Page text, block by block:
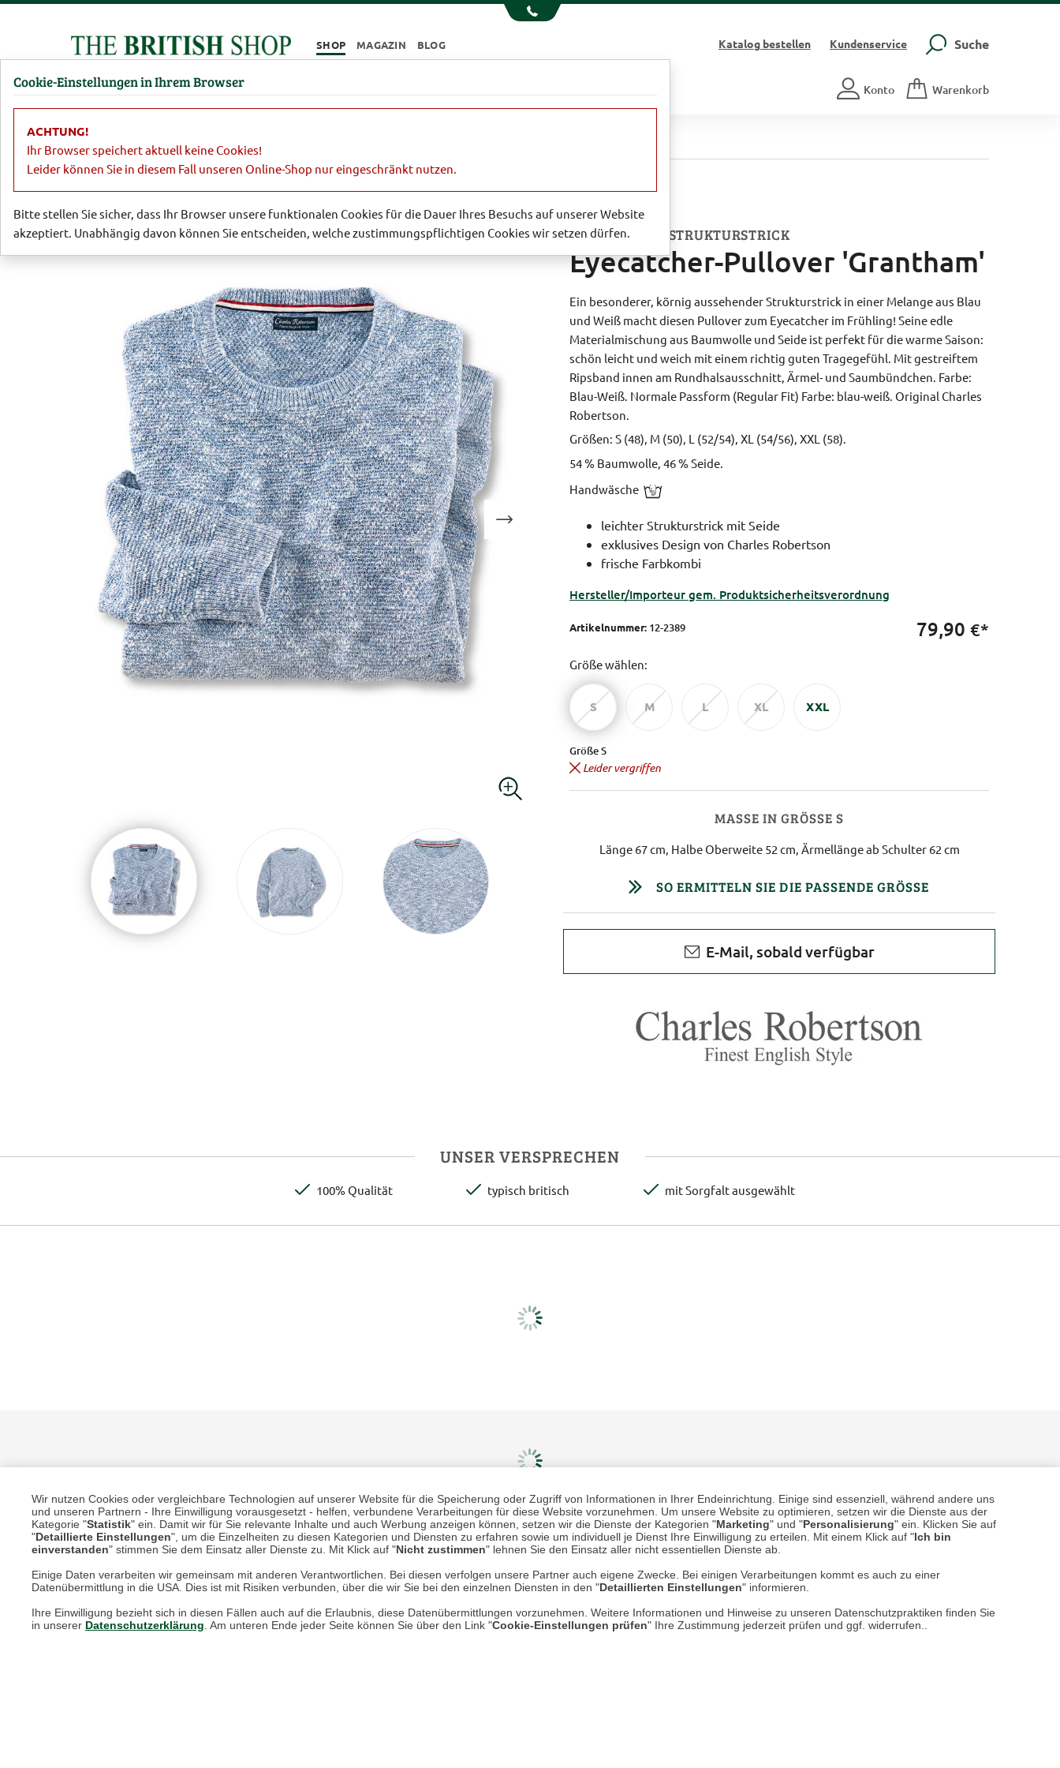
Wir nutzen Cookies oder vergleichbare Technologien auf unserer Website für die Speicherung oder Zugriff von Informationen in Ihrer Endeinrichtung. Einige sind essenziell, während andere uns
und unseren Partnern - Ihre Einwilligung vorausgesetzt - helfen, verbundene Verarbeitungen für diese Website vorzunehmen. Um unsere Website zu optimieren, setzen wir die Dienste aus der
Kategorie "Statistik" ein. Damit wir für Sie relevante Inhalte und auch Werbung anzeigen können, setzen wir die Dienste der Kategorien "Marketing" und "Personalisierung" ein. Klicken Sie auf
"Detaillierte Einstellungen", um die Einzelheiten zu diesen Kategorien und Diensten zu erfahren sowie um individuell je Dienst Ihre Einwilligung zu erteilen. Mit einem Klick auf "Ich bin
einverstanden" stimmen Sie dem Einsatz aller Dienste zu. Mit Klick auf "Nicht zustimmen" lehnen Sie den Einsatz aller nicht essentiellen Dienste ab.
Einige Daten verarbeiten wir gemeinsam mit anderen Verantwortlichen. Bei diesen verfolgen unsere Partner auch eigene Zwecke. Bei einigen Verarbeitungen kommt es auch zu einer
Datenübermittlung in die USA. Dies ist mit Risiken verbunden, über die wir Sie bei den einzelnen Diensten in den "Detaillierten Einstellungen" informieren.
Ihre Einwilligung bezieht sich in diesen Fällen auch auf die Erlaubnis, diese Datenübermittlungen vorzunehmen. Weitere Informationen und Hinweise zu unseren Datenschutzpraktiken finden Sie
in unserer Datenschutzerklärung. Am unteren Ende jeder Seite können Sie über den Link "Cookie-Einstellungen prüfen" Ihre Zustimmung jederzeit prüfen und ggf. widerrufen..
SHOP MAGAZIN BLOG Katalogbestellen Kundenservice Suche
Damen Herren Barbour Parfümerie Konto Warenkorb
IN KÖRNIGEM STRUKTURSTRICK
Eyecatcher-Pullover 'Grantham'
Ein besonderer, körnig aussehender Strukturstrick in einer Melange aus Blau
und Weiß macht diesen Pullover zum Eyecatcher im Frühling! Seine edle
Materialmischung aus Baumwolle und Seide ist perfekt für die warme Saison:
schön leicht und weich mit einem richtig guten Tragegefühl. Mit gestreiftem
Ripsband innen am Rundhalsausschnitt, Ärmel- und Saumbündchen. Farbe:
Blau-Weiß. Normale Passform (Regular Fit) Farbe: blau-weiß. Original Charles
Robertson.
Größen: S (48), M (50), L (52/54), XL (54/56), XXL (58).
54 % Baumwolle, 46 % Seide.
Handwäsche
leichter Strukturstrick mit Seide
exklusives Design von Charles Robertson
frische Farbkombi
Hersteller/Importeur gem. Produktsicherheitsverordnung
Artikelnummer: 12-2389 79,90 €*
Größe wählen:
S M L XL XXL
Größe S
Leider vergriffen
MASSE IN GRÖSSE S
Länge 67 cm, Halbe Oberweite 52 cm, Ärmellänge ab Schulter 62 cm
SO ERMITTELN SIE DIE PASSENDE GRÖSSE
E-Mail, sobald verfügbar
UNSER VERSPRECHEN
100% Qualität typisch britisch mit Sorgfalt ausgewählt
Unsere Services für Sie
Online Magazin
Newsletter-Archiv
Mehr erfahren
Über uns
AGB
UnsereVersand- und Zahlungsarten
Cookie-Einstellungen in Ihrem Browser
ACHTUNG!
Ihr Browser speichert aktuell keine Cookies!
Leider können Sie in diesem Fall unseren Online-Shop nur eingeschränkt nutzen.
Bitte stellen Sie sicher, dass Ihr Browser unsere funktionalen Cookies für die Dauer Ihres Besuchs auf unserer Website
akzeptiert. Unabhängig davon können Sie entscheiden, welche zustimmungspflichtigen Cookies wir setzen dürfen.